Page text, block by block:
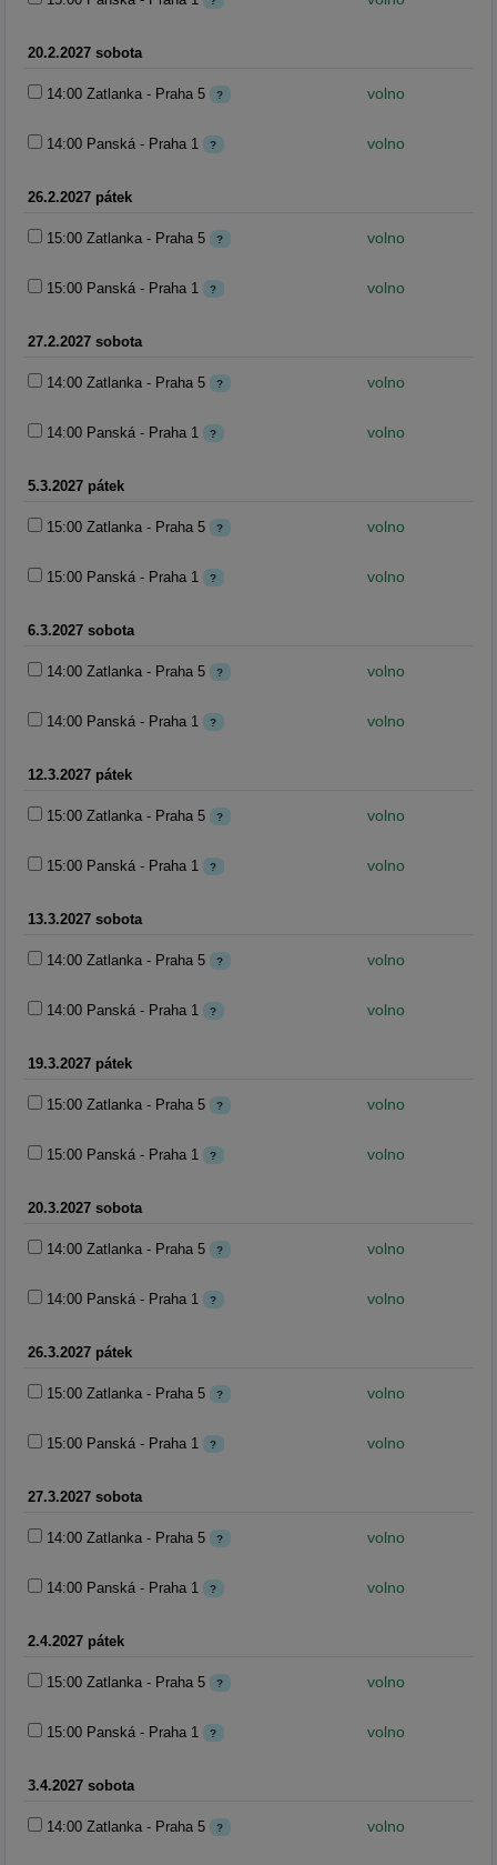
20.2.2027 sobota
14:00 Zatlanka - Praha 5 ? volno
14:00 Panská - Praha 1 ? volno
26.2.2027 pátek
15:00 Zatlanka - Praha 5 ? volno
15:00 Panská - Praha 1 ? volno
27.2.2027 sobota
14:00 Zatlanka - Praha 5 ? volno
14:00 Panská - Praha 1 ? volno
5.3.2027 pátek
15:00 Zatlanka - Praha 5 ? volno
15:00 Panská - Praha 1 ? volno
6.3.2027 sobota
14:00 Zatlanka - Praha 5 ? volno
14:00 Panská - Praha 1 ? volno
12.3.2027 pátek
15:00 Zatlanka - Praha 5 ? volno
15:00 Panská - Praha 1 ? volno
13.3.2027 sobota
14:00 Zatlanka - Praha 5 ? volno
14:00 Panská - Praha 1 ? volno
19.3.2027 pátek
15:00 Zatlanka - Praha 5 ? volno
15:00 Panská - Praha 1 ? volno
20.3.2027 sobota
14:00 Zatlanka - Praha 5 ? volno
14:00 Panská - Praha 1 ? volno
26.3.2027 pátek
15:00 Zatlanka - Praha 5 ? volno
15:00 Panská - Praha 1 ? volno
27.3.2027 sobota
14:00 Zatlanka - Praha 5 ? volno
14:00 Panská - Praha 1 ? volno
2.4.2027 pátek
15:00 Zatlanka - Praha 5 ? volno
15:00 Panská - Praha 1 ? volno
3.4.2027 sobota
14:00 Zatlanka - Praha 5 ? volno